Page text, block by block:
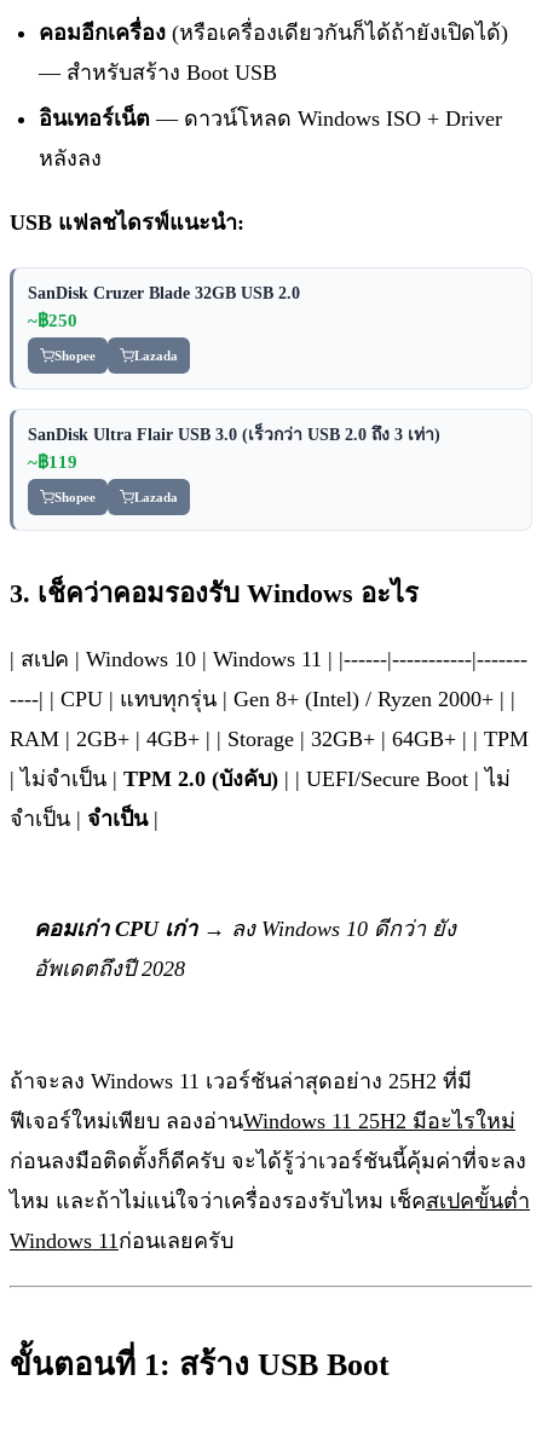
คอมอีกเครื่อง (หรือเครื่องเดียวกันก็ได้ถ้ายังเปิดได้)
— สำหรับสร้าง Boot USB
อินเทอร์เน็ต — ดาวน์โหลด Windows ISO + Driver
หลังลง
USB แฟลชไดรฟ์แนะนำ:
SanDisk Cruzer Blade 32GB USB 2.0
~฿250
Shopee Lazada
SanDisk Ultra Flair USB 3.0 (เร็วกว่า USB 2.0 ถึง 3 เท่า)
~฿119
Shopee Lazada
3. เช็คว่าคอมรองรับ Windows อะไร
| สเปค | Windows 10 | Windows 11 | |------|-----------|-------
----| | CPU | แทบทุกรุ่น | Gen 8+ (Intel) / Ryzen 2000+ | |
RAM | 2GB+ | 4GB+ | | Storage | 32GB+ | 64GB+ | | TPM
| ไม่จำเป็น | TPM 2.0 (บังคับ) | | UEFI/Secure Boot | ไม่
จำเป็น | จำเป็น|
คอมเก่า CPU เก่า→ ลง Windows 10 ดีกว่า ยัง
อัพเดตถึงปี 2028
ถ้าจะลง Windows 11 เวอร์ชันล่าสุดอย่าง 25H2 ที่มี
ฟีเจอร์ใหม่เพียบ ลองอ่านWindows 11 25H2 มีอะไรใหม่
ก่อนลงมือติดตั้งก็ดีครับ จะได้รู้ว่าเวอร์ชันนี้คุ้มค่าที่จะลง
ไหม และถ้าไม่แน่ใจว่าเครื่องรองรับไหม เช็คสเปคขั้นต่ำ
Windows 11 ก่อนเลยครับ
ขั้นตอนที่ 1: สร้าง USB Boot